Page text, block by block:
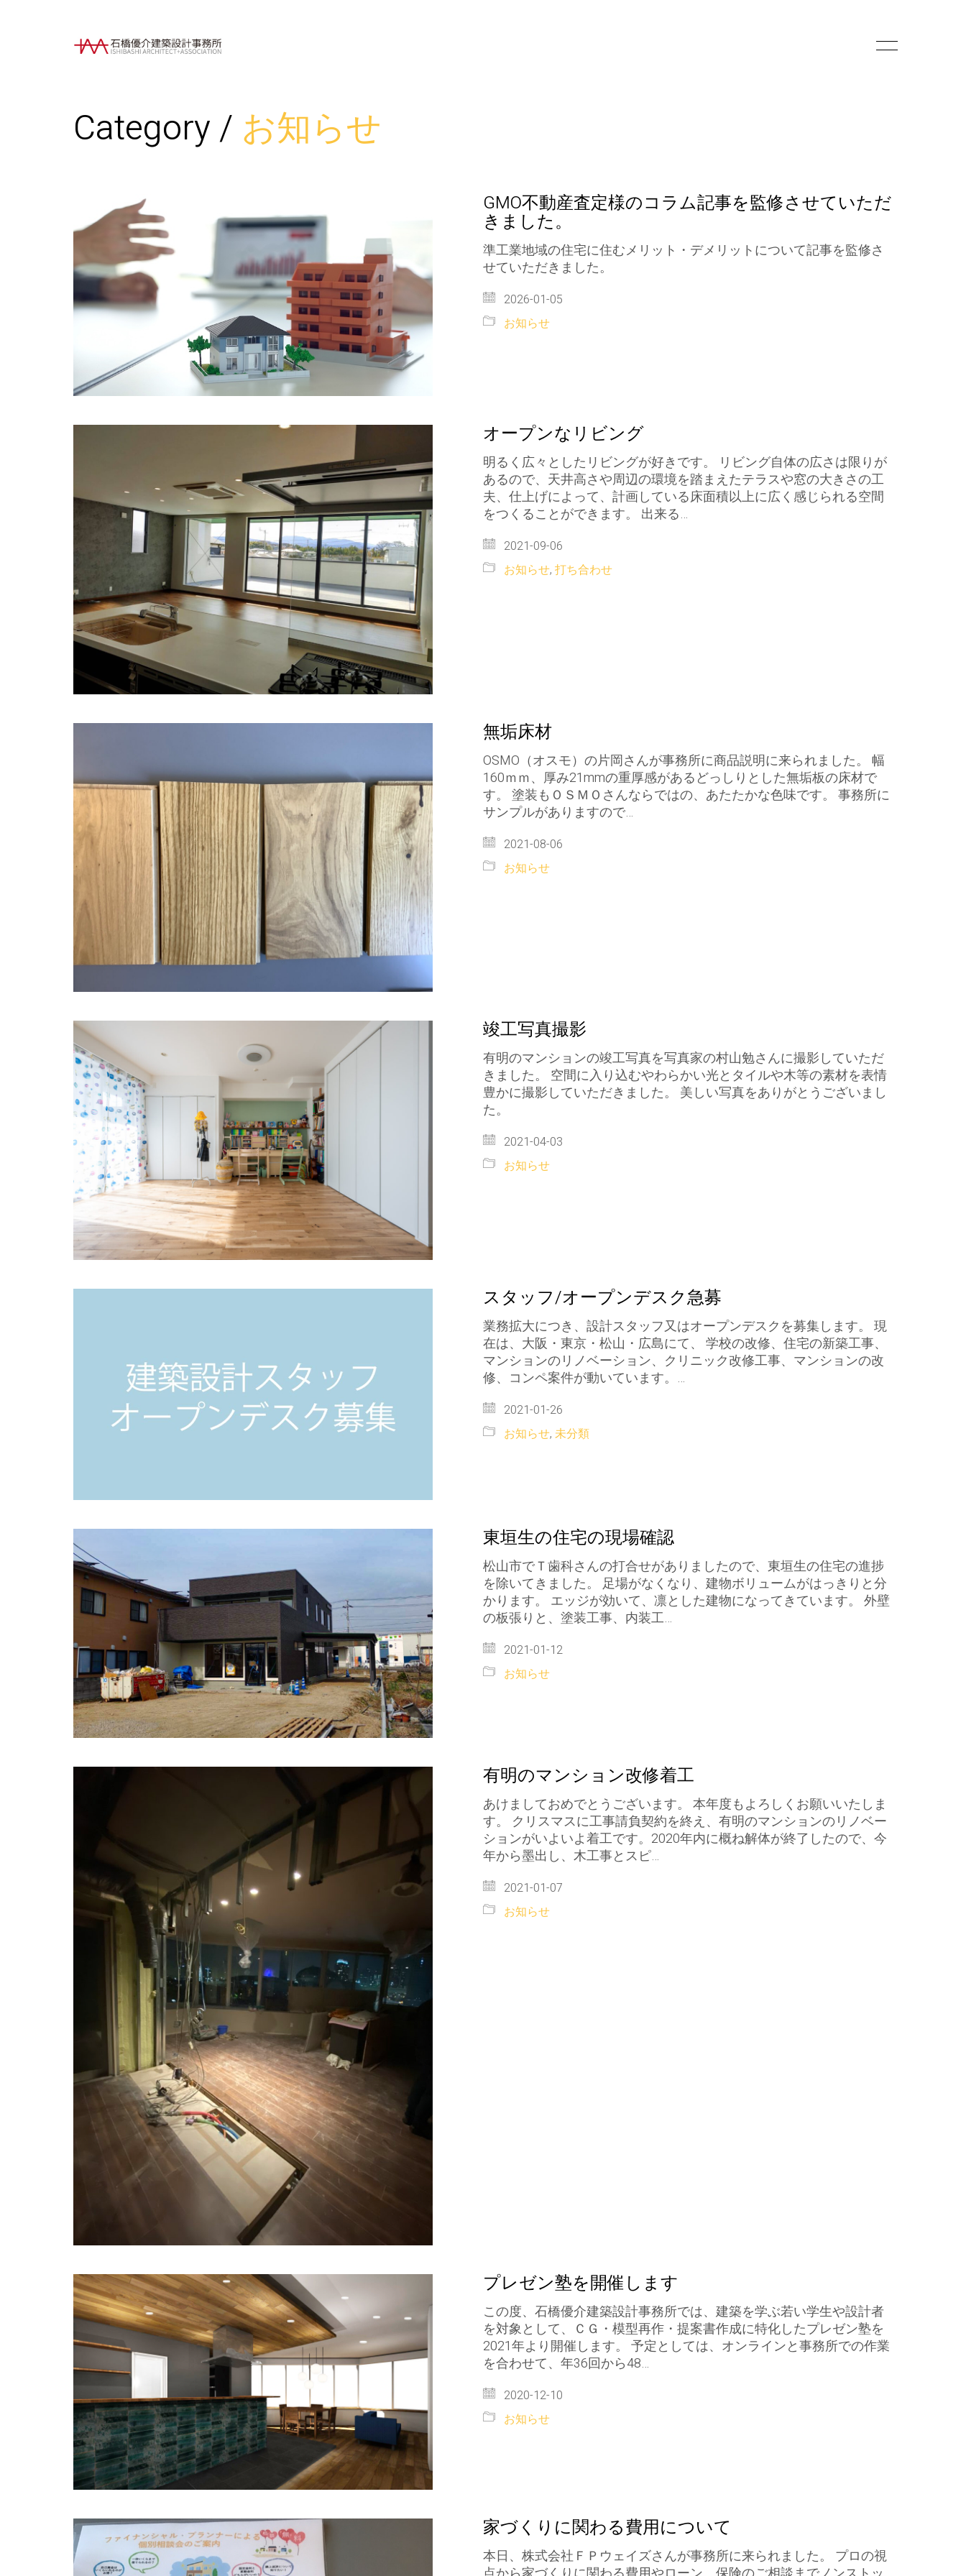
Category / お知らせ
GMO不動産査定様のコラム記事を監修させていただ
きました。
準工業地域の住宅に住むメリット・デメリットについて記事を監修さ
せていただきました。
2026-01-05
お知らせ
オープンなリビング
明るく広々としたリビングが好きです。 リビング自体の広さは限りが
あるので、天井高さや周辺の環境を踏まえたテラスや窓の大きさの工
夫、仕上げによって、計画している床面積以上に広く感じられる空間
をつくることができます。 出来る…
2021-09-06
お知らせ, 打ち合わせ
無垢床材
OSMO（オスモ）の片岡さんが事務所に商品説明に来られました。 幅
160ｍｍ、厚み21mmの重厚感があるどっしりとした無垢板の床材で
す。 塗装もＯＳＭＯさんならではの、あたたかな色味です。 事務所に
サンプルがありますので…
2021-08-06
お知らせ
竣工写真撮影
有明のマンションの竣工写真を写真家の村山勉さんに撮影していただ
きました。 空間に入り込むやわらかい光とタイルや木等の素材を表情
豊かに撮影していただきました。 美しい写真をありがとうございまし
た。
2021-04-03
お知らせ
スタッフ/オープンデスク急募
業務拡大につき、設計スタッフ又はオープンデスクを募集します。 現
在は、大阪・東京・松山・広島にて、 学校の改修、住宅の新築工事、
マンションのリノベーション、クリニック改修工事、マンションの改
修、コンペ案件が動いています。…
2021-01-26
お知らせ, 未分類
東垣生の住宅の現場確認
松山市でＴ歯科さんの打合せがありましたので、東垣生の住宅の進捗
を除いてきました。 足場がなくなり、建物ボリュームがはっきりと分
かります。 エッジが効いて、凛とした建物になってきています。 外壁
の板張りと、塗装工事、内装工…
2021-01-12
お知らせ
有明のマンション改修着工
あけましておめでとうございます。 本年度もよろしくお願いいたしま
す。 クリスマスに工事請負契約を終え、有明のマンションのリノベー
ションがいよいよ着工です。2020年内に概ね解体が終了したので、今
年から墨出し、木工事とスピ…
2021-01-07
お知らせ
プレゼン塾を開催します
この度、石橋優介建築設計事務所では、建築を学ぶ若い学生や設計者
を対象として、ＣＧ・模型再作・提案書作成に特化したプレゼン塾を
2021年より開催します。 予定としては、オンラインと事務所での作業
を合わせて、年36回から48…
2020-12-10
お知らせ
家づくりに関わる費用について
本日、株式会社ＦＰウェイズさんが事務所に来られました。 プロの視